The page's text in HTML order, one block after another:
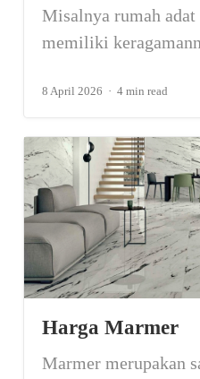
Misalnya rumah
memiliki
8 April 2026 4 min read
Harga Marmer
Marmer merupakan